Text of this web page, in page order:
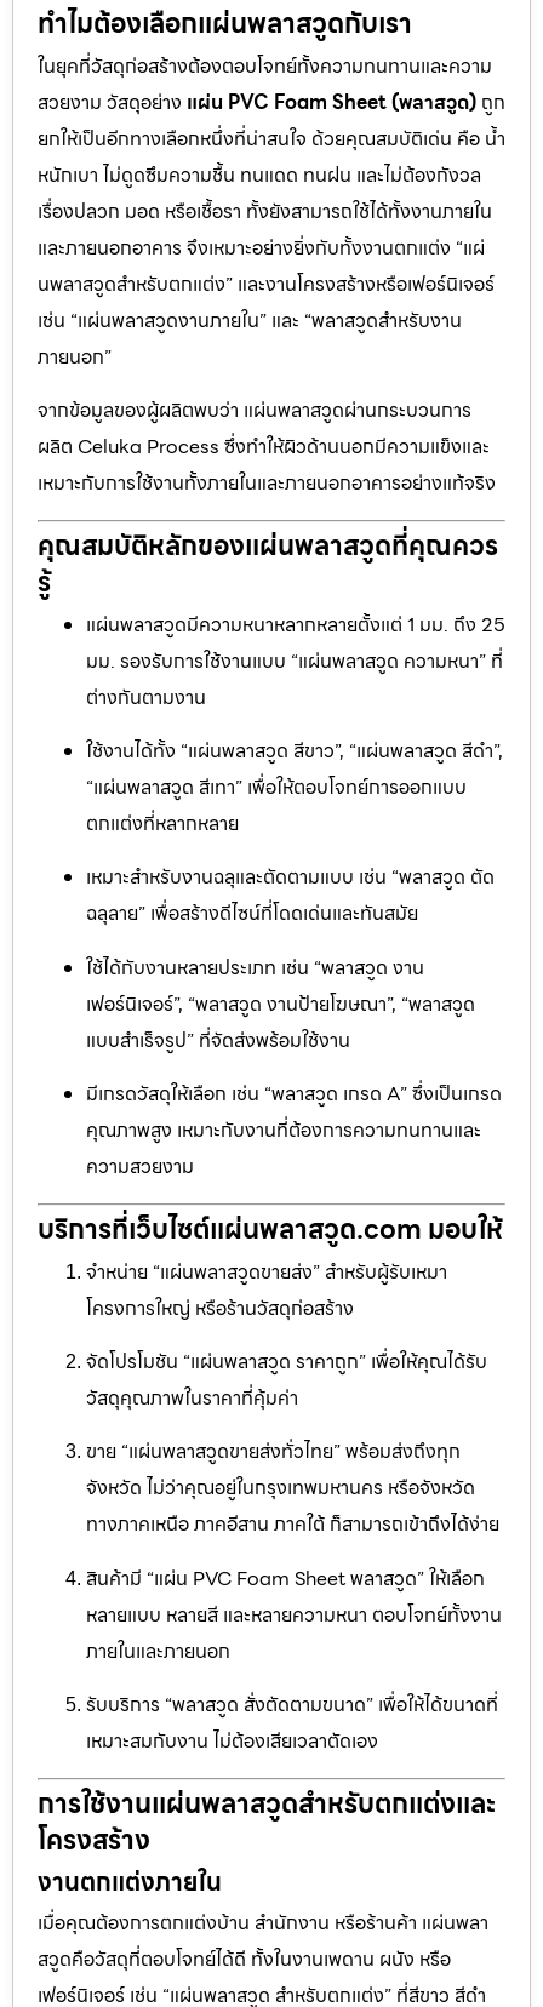
ทำไมต้องเลือกแผ่นพลาสวูดกับเรา
ในยุคที่วัสดุก่อสร้างต้องตอบโจทย์ทั้งความทนทานและความ
สวยงาม วัสดุอย่าง แผ่น PVC Foam Sheet (พลาสวูด) ถูก
ยกให้เป็นอีกทางเลือกหนึ่งที่น่าสนใจ ด้วยคุณสมบัติเด่น คือ น้ำ
หนักเบา ไม่ดูดซึมความชื้น ทนแดด ทนฝน และไม่ต้องกังวล
เรื่องปลวก มอด หรือเชื้อรา ทั้งยังสามารถใช้ได้ทั้งงานภายใน
และภายนอกอาคาร จึงเหมาะอย่างยิ่งกับทั้งงานตกแต่ง “แผ่
นพลาสวูดสำหรับตกแต่ง” และงานโครงสร้างหรือเฟอร์นิเจอร์
เช่น “แผ่นพลาสวูดงานภายใน” และ “พลาสวูดสำหรับงาน
ภายนอก”
จากข้อมูลของผู้ผลิตพบว่า แผ่นพลาสวูดผ่านกระบวนการ
ผลิต Celuka Process ซึ่งทำให้ผิวด้านนอกมีความแข็งและ
เหมาะกับการใช้งานทั้งภายในและภายนอกอาคารอย่างแท้จริง
คุณสมบัติหลักของแผ่นพลาสวูดที่คุณควร
รู้
แผ่นพลาสวูดมีความหนาหลากหลายตั้งแต่ 1 มม. ถึง 25
มม. รองรับการใช้งานแบบ “แผ่นพลาสวูด ความหนา” ที่
ต่างกันตามงาน
ใช้งานได้ทั้ง “แผ่นพลาสวูด สีขาว”, “แผ่นพลาสวูด สีดำ”,
“แผ่นพลาสวูด สีเทา” เพื่อให้ตอบโจทย์การออกแบบ
ตกแต่งที่หลากหลาย
เหมาะสำหรับงานฉลุและตัดตามแบบ เช่น “พลาสวูด ตัด
ฉลุลาย” เพื่อสร้างดีไซน์ที่โดดเด่นและทันสมัย
ใช้ได้กับงานหลายประเภท เช่น “พลาสวูด งาน
เฟอร์นิเจอร์”, “พลาสวูด งานป้ายโฆษณา”, “พลาสวูด
แบบสำเร็จรูป” ที่จัดส่งพร้อมใช้งาน
มีเกรดวัสดุให้เลือก เช่น “พลาสวูด เกรด A” ซึ่งเป็นเกรด
คุณภาพสูง เหมาะกับงานที่ต้องการความทนทานและ
ความสวยงาม
บริการที่เว็บไซต์แผ่นพลาสวูด.com มอบให้
จำหน่าย “แผ่นพลาสวูดขายส่ง” สำหรับผู้รับเหมา
โครงการใหญ่ หรือร้านวัสดุก่อสร้าง
จัดโปรโมชัน “แผ่นพลาสวูด ราคาถูก” เพื่อให้คุณได้รับ
วัสดุคุณภาพในราคาที่คุ้มค่า
ขาย “แผ่นพลาสวูดขายส่งทั่วไทย” พร้อมส่งถึงทุก
จังหวัด ไม่ว่าคุณอยู่ในกรุงเทพมหานคร หรือจังหวัด
ทางภาคเหนือ ภาคอีสาน ภาคใต้ ก็สามารถเข้าถึงได้ง่าย
สินค้ามี “แผ่น PVC Foam Sheet พลาสวูด” ให้เลือก
หลายแบบ หลายสี และหลายความหนา ตอบโจทย์ทั้งงาน
ภายในและภายนอก
รับบริการ “พลาสวูด สั่งตัดตามขนาด” เพื่อให้ได้ขนาดที่
เหมาะสมกับงาน ไม่ต้องเสียเวลาตัดเอง
การใช้งานแผ่นพลาสวูดสำหรับตกแต่งและ
โครงสร้าง
งานตกแต่งภายใน
เมื่อคุณต้องการตกแต่งบ้าน สำนักงาน หรือร้านค้า แผ่นพลา
สวูดคือวัสดุที่ตอบโจทย์ได้ดี ทั้งในงานเพดาน ผนัง หรือ
เฟอร์นิเจอร์ เช่น “แผ่นพลาสวูด สำหรับตกแต่ง” ที่สีขาว สีดำ